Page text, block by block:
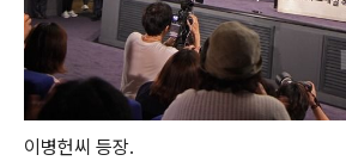
이병헌씨 등장.